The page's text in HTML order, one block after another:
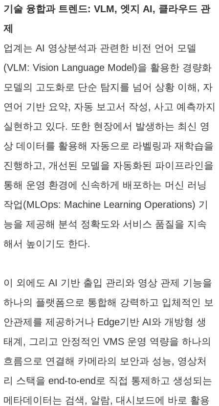
기술 융합과 트렌드: VLM, 엣지 AI, 클라우드 관
제
업계는 AI 영상분석과 관련한 비전 언어 모델
(VLM: Vision Language Model)을 활용한 경량화
모델의 고도화로 단순 탐지를 넘어 상황 이해, 자
연어 기반 요약, 자동 보고서 작성, 사고 예측까지
실현하고 있다. 또한 현장에서 발생하는 최신 영
상 데이터를 활용해 자동으로 라벨링과 재학습을
진행하고, 개선된 모델을 자동화된 파이프라인을
통해 운영 환경에 신속하게 배포하는 머신 러닝
작업(MLOps: Machine Learning Operations) 기
능을 제공해 분석 정확도와 서비스 품질을 지속
해서 높이기도 한다.
이 외에도 AI 기반 출입 관리와 영상 관제 기능을
하나의 플랫폼으로 통합해 강력하고 입체적인 보
안관제를 제공하거나 Edge기반 AI와 개방형 생
태계, 그리고 안정적인 VMS 운영 역량을 하나의
흐름으로 연결해 카메라의 보안과 성능, 영상처
리 스택을 end-to-end로 직접 통제하고 생성되는
메타데이터는 검색, 알람, 대시보드에 바로 활용